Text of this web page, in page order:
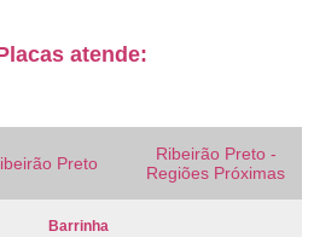
atende:
Preto
Ribeirão Preto -
Regiões Próximas
Barrinha